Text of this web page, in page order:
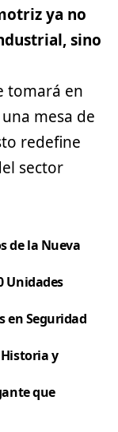
ya no
sino
tomará en
mesa de
redefine
sector
de la Nueva
Unidades
en Seguridad
y
que